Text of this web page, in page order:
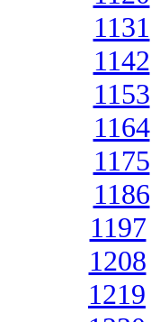
1131
1142
1153
1164
1175
1186
1197
1208
1219